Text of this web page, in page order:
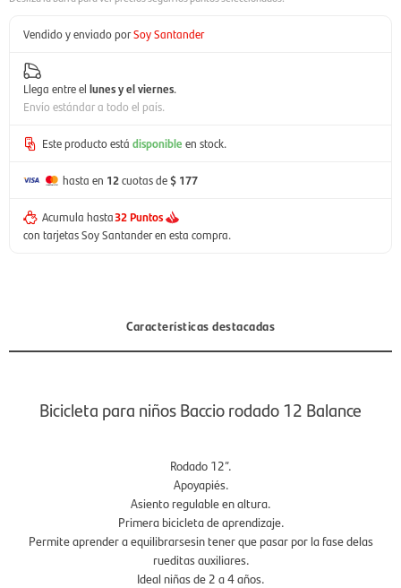
Vendido y enviado porSoy Santander
Llega entre el lunes y el viernes.
Envío estándar a todo el país.
Este producto está disponible en stock.
hasta en 12cuotas de$ 177
Acumula hasta32 Puntos
con tarjetas Soy Santander en esta compra.
Características destacadas
Bicicleta para niños Baccio rodado 12 Balance
Rodado 12”.
Apoyapiés.
Asiento regulable en altura.
Primera bicicleta de aprendizaje.
Permite aprender a equilibrarsesin tener que pasar por la fase delas
rueditas auxiliares.
Ideal niñas de 2 a 4 años.